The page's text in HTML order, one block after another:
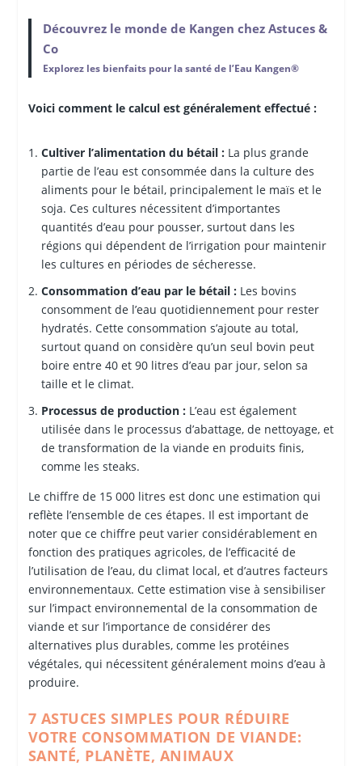
Découvrez le monde de Kangen chez Astuces &
Co
Explorez les bienfaits pour la santé de l’Eau Kangen®
Voici comment le calcul est généralement effectué :
Cultiver l’alimentation du bétail :La plus grande
partie de l’eau est consommée dans la culture des
aliments pour le bétail, principalement le maïs et le
soja. Ces cultures nécessitent d’importantes
quantités d’eau pour pousser, surtout dans les
régions qui dépendent de l’irrigation pour maintenir
les cultures en périodes de sécheresse.
Consommation d’eau par le bétail :Les bovins
consomment de l’eau quotidiennement pour rester
hydratés. Cette consommation s’ajoute au total,
surtout quand on considère qu’un seul bovin peut
boire entre 40 et 90 litres d’eau par jour, selon sa
taille et le climat.
Processus de production :L’eau est également
utilisée dans le processus d’abattage, de nettoyage, et
de transformation de la viande en produits finis,
comme les steaks.
Le chiffre de 15 000 litres est donc une estimation qui
reflète l’ensemble de ces étapes. Il est important de
noter que ce chiffre peut varier considérablement en
fonction des pratiques agricoles, de l’efficacité de
l’utilisation de l’eau, du climat local, et d’autres facteurs
environnementaux. Cette estimation vise à sensibiliser
sur l’impact environnemental de la consommation de
viande et sur l’importance de considérer des
alternatives plus durables, comme les protéines
végétales, qui nécessitent généralement moins d’eau à
produire.
7 ASTUCES SIMPLES POUR RÉDUIRE
VOTRE CONSOMMATION DE VIANDE:
SANTÉ, PLANÈTE, ANIMAUX